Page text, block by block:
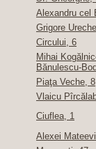
Alexandru cel
Grigore
Circului, 6
Mihai
Bănulescu-
Piaţa Veche, 8
Vlaicu
Ciuflea, 1
Alexei